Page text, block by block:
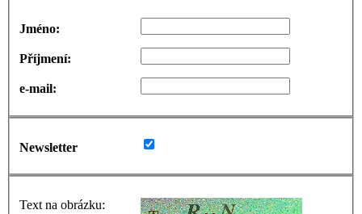
Jméno:
Příjmení:
e-mail:
Newsletter
Text na obrázku: